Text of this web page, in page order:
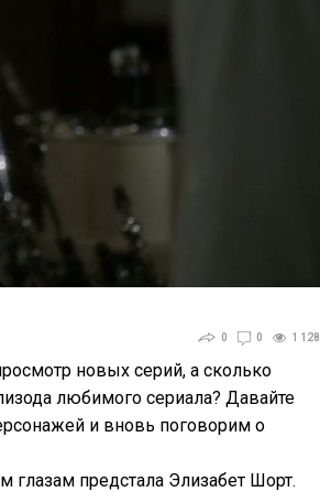
0 0 1 128
новых серий, а сколько
любимого сериала? Давайте
и вновь поговорим о
глазам предстала Элизабет Шорт.